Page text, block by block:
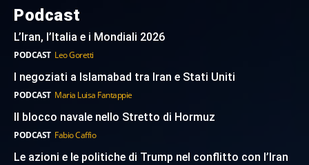
Podcast
L’Iran, l’Italia e i Mondiali 2026
PODCAST Leo Goretti
I negoziati a Islamabad tra Iran e Stati Uniti
PODCAST Maria Luisa Fantappie
Il blocco navale nello Stretto di Hormuz
PODCAST Fabio Caffio
Le azioni e le politiche di Trump nel conflitto con l’Iran